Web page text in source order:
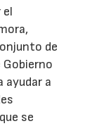
el
de
Gobierno
ayudar a
se